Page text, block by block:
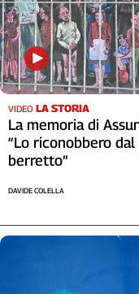
redazione
Newsletter
Social
VIDEO LA STORIA
La memoria di
“Lo riconobbero dal
berretto”
DAVIDE COLELLA